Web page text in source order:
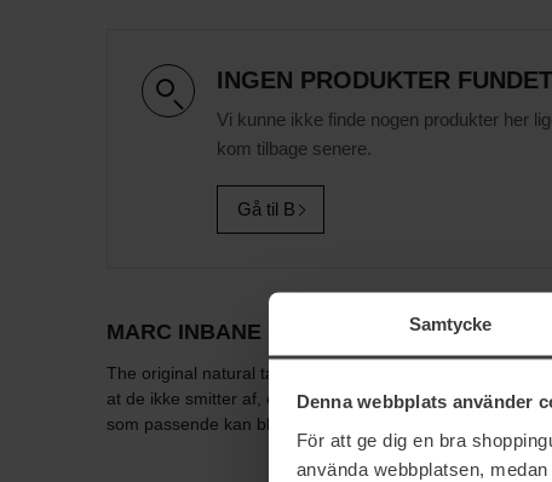
Samtycke
Denna webbplats använder
För att ge dig en bra
använda webbplatsen,
INGEN PRODUKTER FUNDET
Vi kunne ikke finde nogen produkter her
kom tilbage senere.
Gå til B
MARC INBANE
The original natural tanning spray for him and her! Marc
at de ikke smitter af, er nemme at påføre, er duftfrie
som passende kan blive en del af din eksisterende